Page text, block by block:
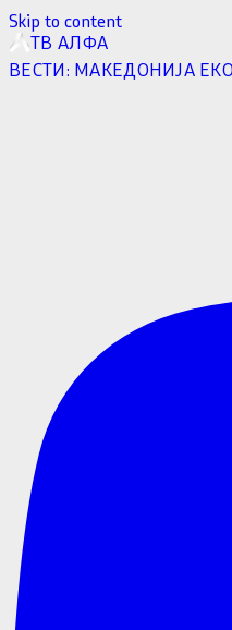
Skip to content
ТВ АЛФА
ВЕСТИ: МАКЕДОНИЈА